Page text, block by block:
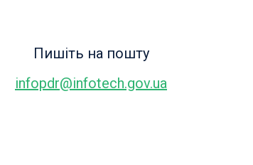
Пишіть на пошту
infopdr@infotech.gov.ua